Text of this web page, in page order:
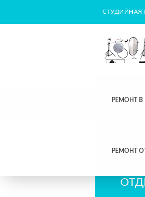
РЕМОНТ В
РЕМОНТ